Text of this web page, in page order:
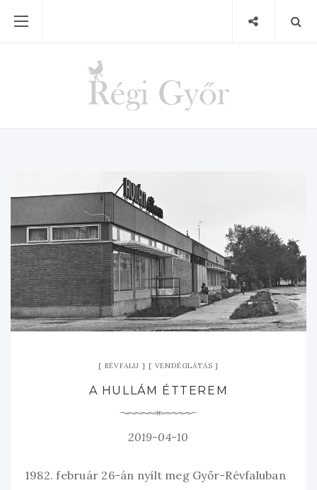
RÉVFALU VENDÉGLÁTÁS
A HULLÁM ÉTTEREM
2019-04-10
1982. február 26-án nyílt meg Győr-Révfaluban